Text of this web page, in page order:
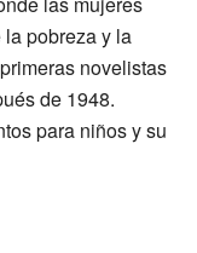
pobreza y la
novelistas
de 1948.
para niños y su